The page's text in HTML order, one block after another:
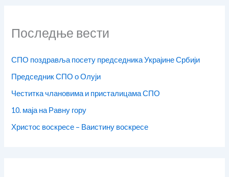
Последње вести
СПО поздравља посету председника Украјине Србији
Председник СПО о Олуји
Честитка члановима и присталицама СПО
10. маја на Равну гору
Христос воскресе – Ваистину воскресе